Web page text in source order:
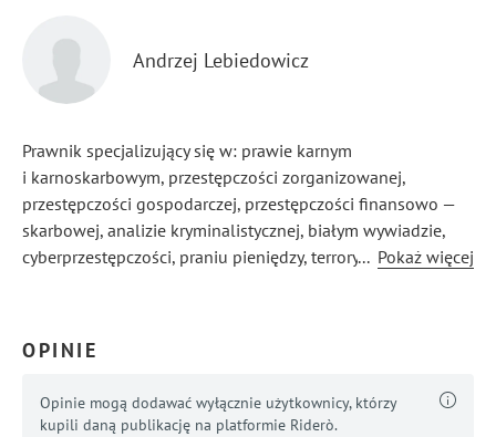
Andrzej Lebiedowicz
Prawnik specjalizujący się w: prawie karnym
i karnoskarbowym, przestępczości zorganizowanej,
przestępczości gospodarczej, przestępczości finansowo —
skarbowej, analizie kryminalistycznej, białym wywiadzie,
cyberprzestępczości, praniu pieniędzy, terroryzmie,
... Pokaż więcej
OPINIE
Opinie mogą dodawać wyłącznie użytkownicy, którzy
kupili daną publikację na platformie Riderò.